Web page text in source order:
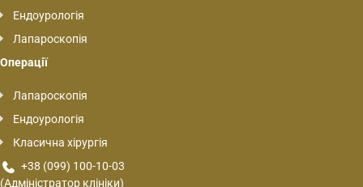
Ендоурологія
Лапароскопія
Операції
Лапароскопія
Ендоурологія
Класична хірургія
+38 (099) 100-10-03
(Адміністратор клініки)